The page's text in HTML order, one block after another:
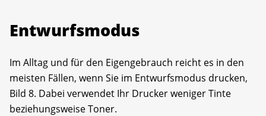
Entwurfsmodus
Im Alltag und für den Eigengebrauch reicht es in den
meisten Fällen, wenn Sie im Entwurfsmodus drucken,
Bild 8. Dabei verwendet Ihr Drucker weniger Tinte
beziehungsweise Toner.